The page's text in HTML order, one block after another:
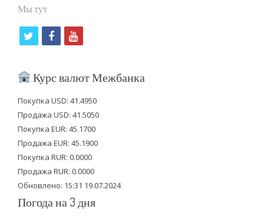
Мы тут
i
t
e
r
f
c
b
o
o
k
y
u
u
b
e
Курс валют Межбанка
Покупка USD: 41.4950
Продажа USD: 41.5050
Покупка EUR: 45.1700
Продажа EUR: 45.1900
Покупка RUR: 0.0000
Продажа RUR: 0.0000
Обновлено: 15:31 19.07.2024
Погода на 3 дня